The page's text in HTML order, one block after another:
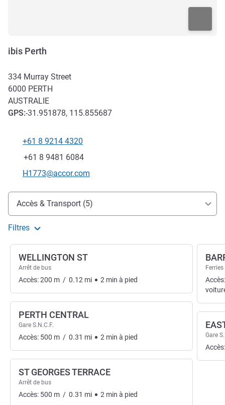
ibis Perth
334 Murray Street
6000 PERTH
AUSTRALIE
GPS:-31.951878, 115.855687
Téléphone
+61 8 9214 4320
Fax
+61 8 9481 6084
Email de contact
H1773@accor.com
Accès et transports
Accès & Transport (5)
Filtres
WELLINGTON ST
Arrêt de bus
Accès:200 m / 0.12 mi 2 min à pied
PERTH CENTRAL
Gare S.N.C.F.
Accès: 500 m / 0.31 mi 2 min à pied
ST GEORGES TERRACE
Arrêt de bus
Accès: 500 m / 0.31 mi 2 min à pied
Ferries
Gare